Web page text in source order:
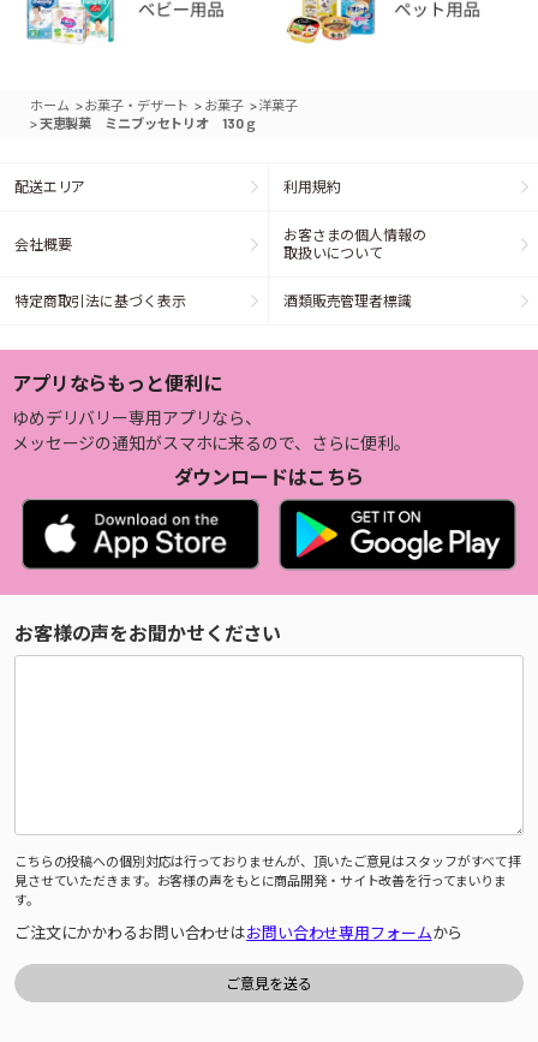
ホーム >お菓子・デザート > お菓子 >洋菓子
>天恵製菓 ミニブッセトリオ 130ｇ
配送エリア 利用規約
会社概要
お客さまの個人情報の
取扱いについて
特定商取引法に基づく表示 酒類販売管理者標識
アプリならもっと便利に
ゆめデリバリー専用アプリなら、
メッセージの通知がスマホに来るので、さらに便利。
ダウンロードはこちら
お客様の声をお聞かせください
こちらの投稿への個別対応は行っておりませんが、頂いたご意見はスタッフがすべて拝
見させていただきます。お客様の声をもとに商品開発・サイト改善を行ってまいりま
す。
ご注文にかかわるお問い合わせはお問い合わせ専用フォームから